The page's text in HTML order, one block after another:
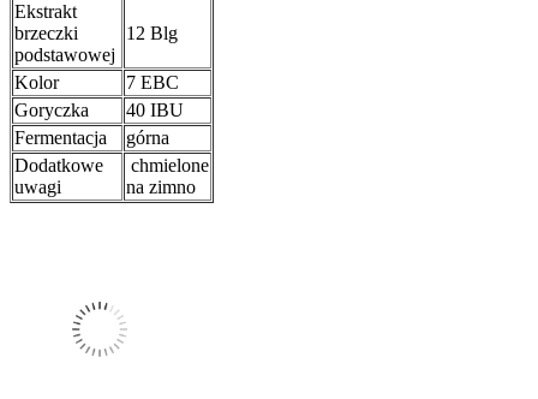
Ekstrakt
brzeczki
podstawowej
12 Blg
Kolor
7 EBC
Goryczka
40 IBU
Fermentacja
górna
Dodatkowe
uwagi
chmielone
na zimno